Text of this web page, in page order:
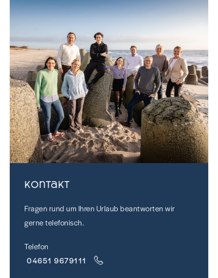
Kontakt
Fragen rund um Ihren Urlaub beantworten wir
gerne telefonisch.
Telefon
04651 9679111